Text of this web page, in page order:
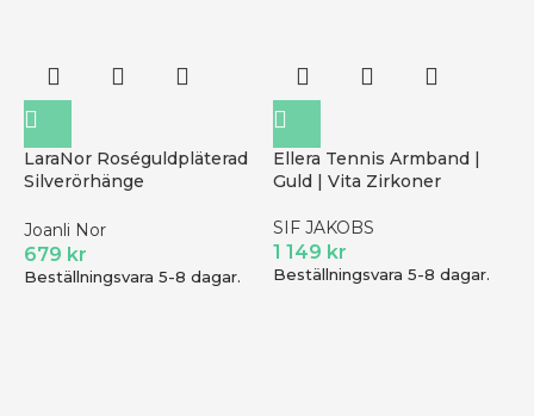
LaraNor Roséguldpläterad
Silverörhänge
Joanli Nor
679 kr
Beställningsvara 5-8 dagar.
Ellera Tennis Armband |
Guld | Vita Zirkoner
SIF JAKOBS
1 149 kr
Beställningsvara 5-8 dagar.